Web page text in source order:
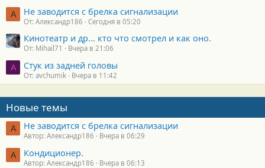
А Не заводится с брелка сигнализации
От: Александр186 Сегодня в 05:20
Кинотеатр и др... кто что смотрел и как оно.
От: Mihail71 Вчера в 21:06
A Стук из задней головы
От: avchumik Вчера в 11:42
Новые темы
А Не заводится с брелка сигнализации
Автор: Александр186 Вчера в 06:29
А Кондиционер.
Автор: Александр186 Вчера в 06:13